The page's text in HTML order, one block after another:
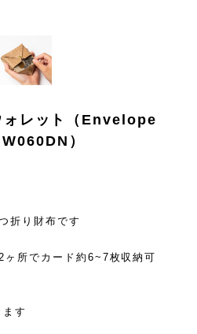
ォレット（Envelope
）
折り財布です
ヶ所でカード約6~7枚収納可
す